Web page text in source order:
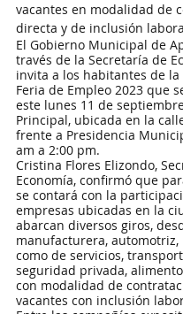
vacantes en modalidad de
directa y de inclusión
El Gobierno Municipal de
través de la Secretaría de
invita a los habitantes de
Feria de Empleo 2023 que
este lunes 11 de
Principal, ubicada en la
frente a Presidencia
am a 2:00 pm.
Cristina Flores Elizondo,
Economía, confirmó que
se contará con la
empresas ubicadas en la
abarcan diversos giros,
manufacturera, automotriz,
como de servicios,
seguridad privada,
con modalidad de
vacantes con inclusión